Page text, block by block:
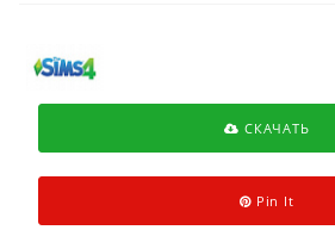
СКАЧАТЬ
Pin It